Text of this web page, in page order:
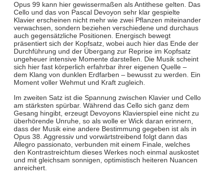
Opus 99 kann hier gewissermaßen als Antithese gelten. Das
Cello und das von Pascal Devoyon sehr klar gespielte
Klavier erscheinen nicht mehr wie zwei Pflanzen miteinander
verwachsen, sondern beziehen verschiedene und durchaus
auch gegensätzliche Positionen. Energisch bewegt
präsentiert sich der Kopfsatz, wobei auch hier das Ende der
Durchführung und der Übergang zur Reprise im Kopfsatz
ungeheuer intensive Momente darstellen. Die Musik scheint
sich hier fast körperlich erfahrbar ihrer eigenen Quelle –
dem Klang von dunklen Erdfarben – bewusst zu werden. Ein
Moment voller Wehmut und Kraft zugleich.
Im zweiten Satz ist die Spannung zwischen Klavier und Cello
am stärksten spürbar. Während das Cello sich ganz dem
Gesang hingibt, erzeugt Devoyons Klavierspiel eine nicht zu
überhörende Unruhe, so als wolle er Wick daran erinnern,
dass der Musik eine andere Bestimmung gegeben ist als in
Opus 38. Aggressiv und vorwärtstreibend folgt dann das
Allegro passionato, verbunden mit einem Finale, welches
den Kontrastreichtum dieses Werkes noch einmal auskostet
und mit gleichsam sonnigen, optimistisch heiteren Nuancen
anreichert.